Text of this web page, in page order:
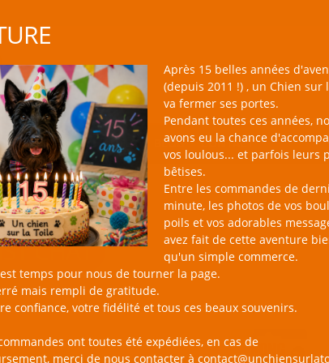
Après 15 belles années
(depuis 2011 !) , un Chien sur
va fermer ses portes.
Pendant toutes ces années,
avons eu la chance
vos loulous... et parfois leurs
bêtises.
Entre les commandes de
minute, les photos de vos
poils et vos adorables
avez fait de cette aventure
qu'un simple commerce.
temps pour nous de tourner la page.
mais rempli de gratitude.
confiance, votre fidélité et tous ces beaux souvenirs.
ont toutes été expédiées, en cas de
merci de nous contacter à
NAC NOUVEAUTÉS BLOG CONTACT
CHAT